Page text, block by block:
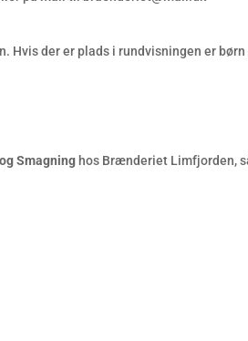
Hvis der er plads i rundvisningen er
Smagning hos Brænderiet Limfjorden,